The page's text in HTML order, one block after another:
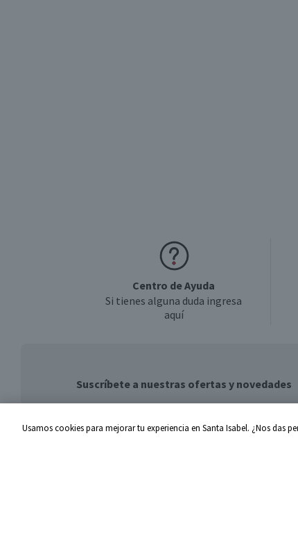
Centro de Ayuda
Si tienes alguna duda ingresa
aquí
Suscríbete a nuestras ofertas y novedades
Usamos cookies para mejorar tu experiencia en Santa Isabel. ¿Nos das